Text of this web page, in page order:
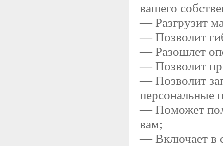
вашего
— Разгрузит
— Позволит
— Разошлет
— Позволит
— Позволит
персональные
— Поможет
вам;
— Включает в